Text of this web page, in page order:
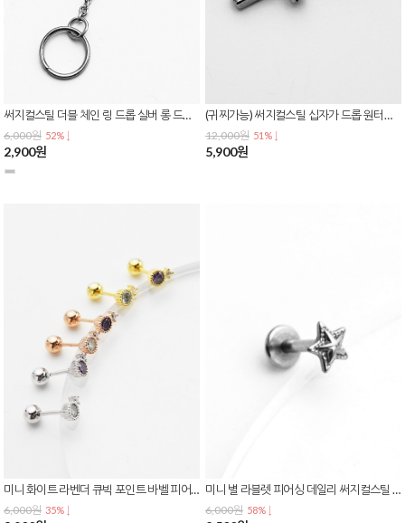
써지컬스틸 더블 체인 링 드롭 실버 롱 드롭 볼 스터드 귀걸이 E-0609
6,000원 52% ↓
2,900원
(귀찌가능) 써지컬스틸 십자가 드롭 원터치 링 귀걸이 패턴 남녀공용 데일리 귀걸이 E-0608
12,000원 51% ↓
5,900원
미니 화이트 라벤더 큐빅 포인트 바벨 피어싱 귀걸이 바두께 0.8mm P-0816
6,000원 35% ↓
미니 별 라블렛 피어싱 데일리 써지컬스틸 P-0815
6,000원 58% ↓